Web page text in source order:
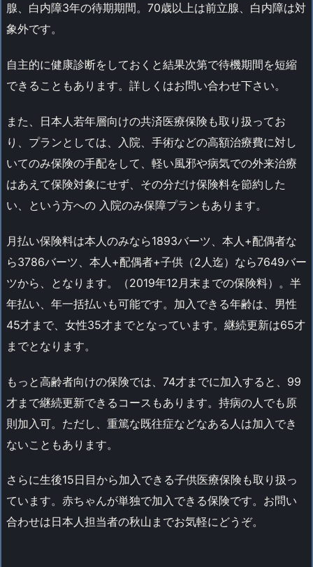
腺、白内障3年の待期期間。70歳以上は前立腺、白内障は対
象外です。
自主的に健康診断をしておくと結果次第で待機期間を短縮
できることもあります。詳しくはお問い合わせ下さい。
また、日本人若年層向けの共済医療保険も取り扱ってお
り、プランとしては、入院、手術などの高額治療費に対し
いてのみ保険の手配をして、軽い風邪や病気での外来治療
はあえて保険対象にせず、その分だけ保険料を節約した
い、という方への 入院のみ保障プランもあります。
月払い保険料は本人のみなら1893バーツ、本人+配偶者な
ら3786バーツ、本人+配偶者+子供（2人迄）なら7649バー
ツから、となります。（2019年12月末までの保険料）。半
年払い、年一括払いも可能です。加入できる年齢は、男性
45才まで、女性35才までとなっています。継続更新は65才
までとなります。
もっと高齢者向けの保険では、74才までに加入すると、99
才まで継続更新できるコースもあります。持病の人でも原
則加入可。ただし、重篤な既往症などなある人は加入でき
ないこともあります。
さらに生後15日目から加入できる子供医療保険も取り扱っ
ています。赤ちゃんが単独で加入できる保険です。お問い
合わせは日本人担当者の秋山までお気軽にどうぞ。